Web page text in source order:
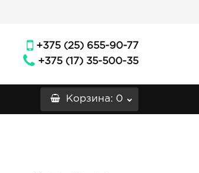
+375 (25) 655-90-77
+375 (17) 35-500-35
Корзина: 0